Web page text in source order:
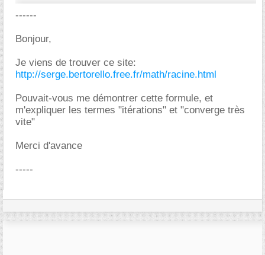
------
Bonjour,
Je viens de trouver ce site:
http://serge.bertorello.free.fr/math/racine.html
Pouvait-vous me démontrer cette formule, et
m'expliquer les termes "itérations" et "converge très
vite"
Merci d'avance
-----